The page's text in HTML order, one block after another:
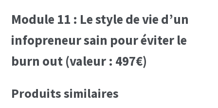
Module 11 : Le style de vie d’un
infopreneur sain pour éviter le
burn out (valeur : 497€)
Produits similaires